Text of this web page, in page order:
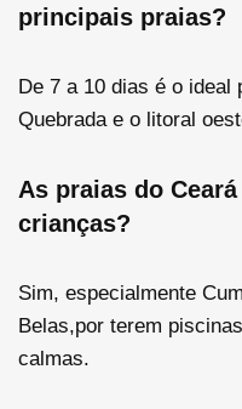
principais praias?
De 7 a 10 dias é o ideal
Quebrada e o litoral
As praias do
crianças?
Sim, especialmente
Belas,por terem
calmas.